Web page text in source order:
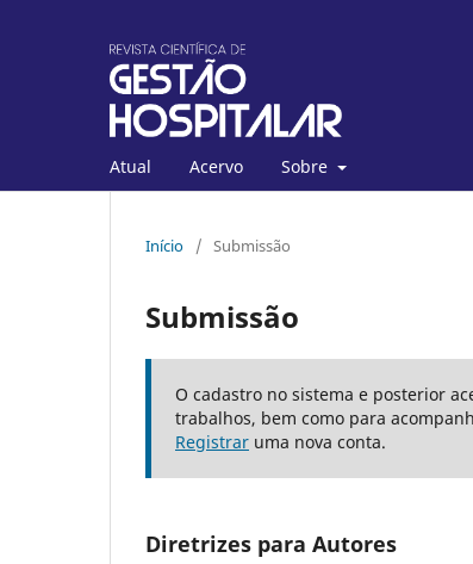
Atual Acervo Sobre
Início / Submissão
Submissão
O cadastro no sistema e posterior
trabalhos, bem como para
Registrar uma nova conta.
Diretrizes para Autores